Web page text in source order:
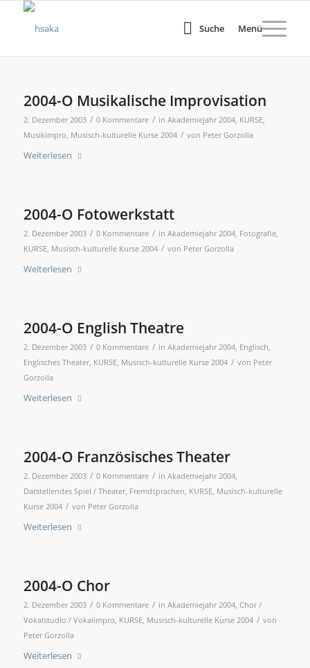
Suche Menü
2004-O Musikalische Improvisation
2. Dezember 2003 / 0 Kommentare / in Akademiejahr 2004, KURSE,
Musikimpro, Musisch-kulturelle Kurse 2004 / von Peter Gorzolla
Weiterlesen
2004-O Fotowerkstatt
2. Dezember 2003 / 0 Kommentare / in Akademiejahr 2004, Fotografie,
KURSE, Musisch-kulturelle Kurse 2004 / von Peter Gorzolla
Weiterlesen
2004-O English Theatre
2. Dezember 2003 / 0 Kommentare / in Akademiejahr 2004, Englisch,
Englisches Theater, KURSE, Musisch-kulturelle Kurse 2004 / von Peter
Gorzolla
Weiterlesen
2004-O Französisches Theater
2. Dezember 2003 / 0 Kommentare / in Akademiejahr 2004,
Darstellendes Spiel / Theater, Fremdsprachen, KURSE, Musisch-kulturelle
Kurse 2004 / von Peter Gorzolla
Weiterlesen
2004-O Chor
2. Dezember 2003 / 0 Kommentare / in Akademiejahr 2004, Chor /
Vokalstudio / Vokalimpro, KURSE, Musisch-kulturelle Kurse 2004 / von
Peter Gorzolla
Weiterlesen